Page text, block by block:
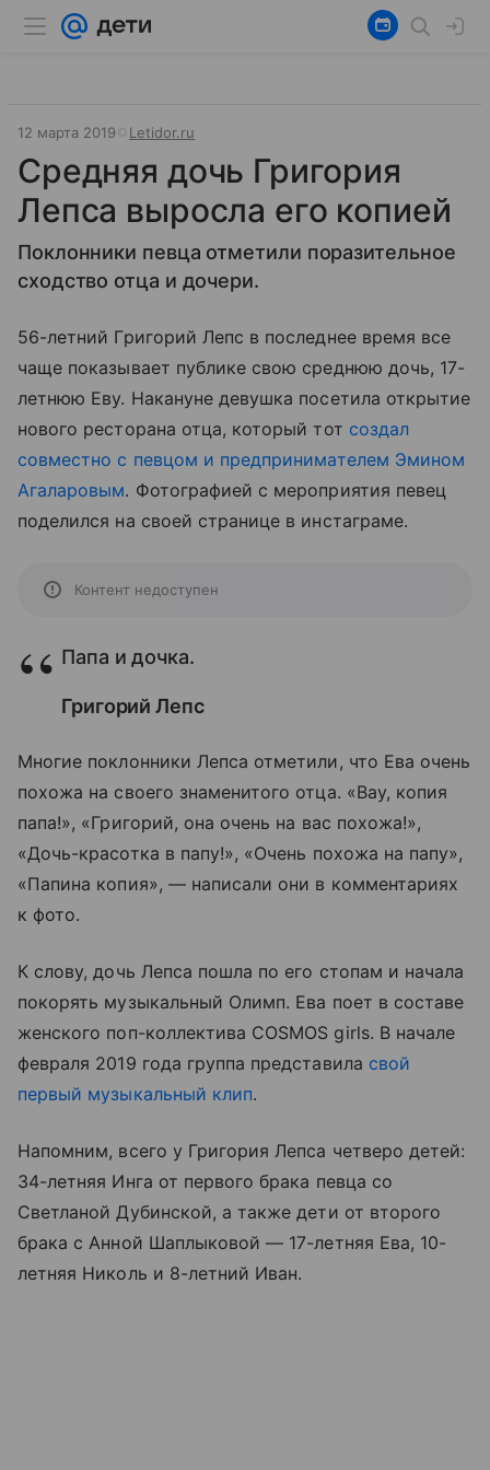
12 марта 2019 Letidor.ru
Средняя дочь Григория
Лепса выросла его копией
Поклонники певца отметили поразительное
сходство отца и дочери.
56-летний Григорий Лепс в последнее время все
чаще показывает публике свою среднюю дочь, 17-
летнюю Еву. Накануне девушка посетила открытие
нового ресторана отца, который тот создал
совместно с певцом и предпринимателем Эмином
Агаларовым. Фотографией с мероприятия певец
поделился на своей странице в инстаграме.
Контент недоступен
Папа и дочка.
Григорий Лепс
Многие поклонники Лепса отметили, что Ева очень
похожа на своего знаменитого отца. «Вау, копия
папа!», «Григорий, она очень на вас похожа!»,
«Дочь-красотка в папу!», «Очень похожа на папу»,
«Папина копия», — написали они в комментариях
к фото.
К слову, дочь Лепса пошла по его стопам и начала
покорять музыкальный Олимп. Ева поет в составе
женского поп-коллектива COSMOS girls. В начале
февраля 2019 года группа представила свой
первый музыкальный клип.
Напомним, всего у Григория Лепса четверо детей:
34-летняя Инга от первого брака певца со
Светланой Дубинской, а также дети от второго
брака с Анной Шаплыковой — 17-летняя Ева, 10-
летняя Николь и 8-летний Иван.